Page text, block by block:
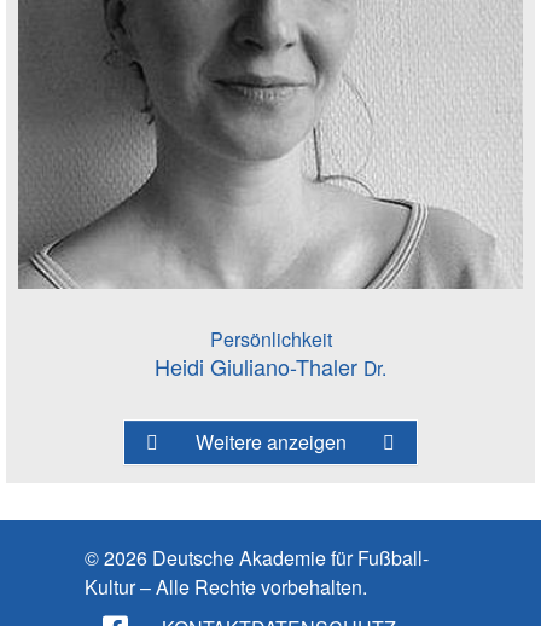
Persönlichkeit
Heidi Giuliano-Thaler Dr.
Weitere anzeigen
© 2026 Deutsche Akademie für Fußball-
Kultur – Alle Rechte vorbehalten.